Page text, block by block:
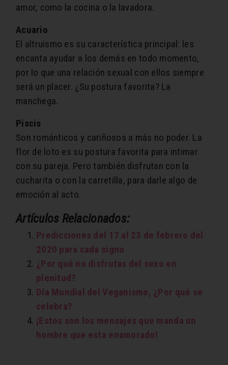
amor, como la cocina o la lavadora.
Acuario
El altruismo es su característica principal: les
encanta ayudar a los demás en todo momento,
por lo que una relación sexual con ellos siempre
será un placer. ¿Su postura favorita? La
manchega.
Piscis
Son románticos y cariñosos a más no poder. La
flor de loto es su postura favorita para intimar
con su pareja. Pero también disfrutan con la
cucharita o con la carretilla, para darle algo de
emoción al acto.
Artículos Relacionados:
Predicciones del 17 al 23 de febrero del
2020 para cada signo
¿Por qué no disfrutas del sexo en
plenitud?
Día Mundial del Veganismo, ¿Por qué se
celebra?
¡Estos son los mensajes que manda un
hombre que esta enamorado!